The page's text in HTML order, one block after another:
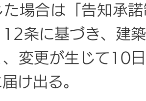
場合は「告知承
条に基づき、建
変更が生じて10
け出る。